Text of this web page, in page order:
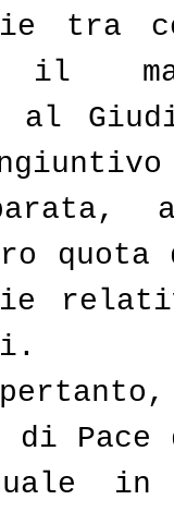
tra
il
al
pro
di